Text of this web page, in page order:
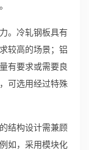
。冷轧钢板具有
较高的场景；铝
有要求或需要良
可选用经过特殊
结构设计需兼顾
如，采用模块化